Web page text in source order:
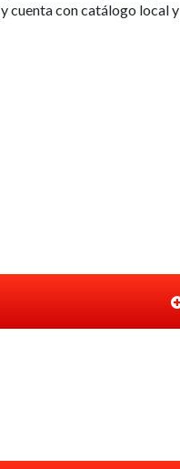
y cuenta con catálogo local y